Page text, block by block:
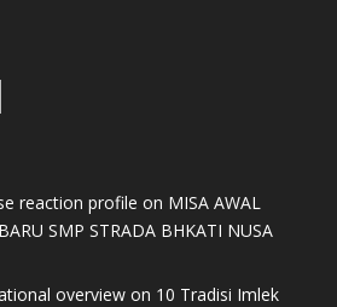
reaction profile on MISA AWAL
SMP STRADA BHKATI NUSA
overviewon 10 Tradisi Imlek